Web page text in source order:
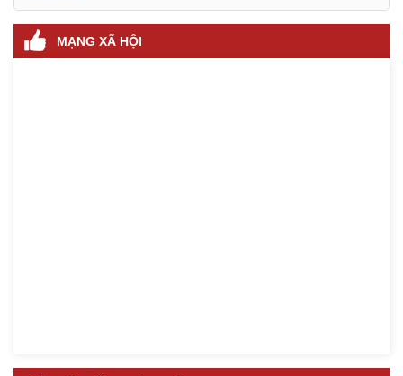
MẠNG XÃ HỘI